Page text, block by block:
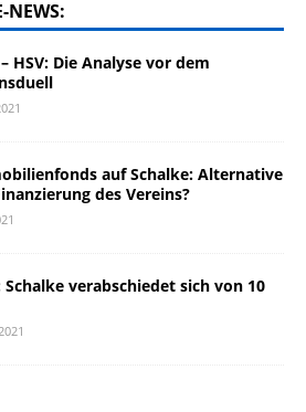
NEWS:
HSV: Die Analyse vor dem
auf Schalke: Alternative
des Vereins?
verabschiedet sich von 10